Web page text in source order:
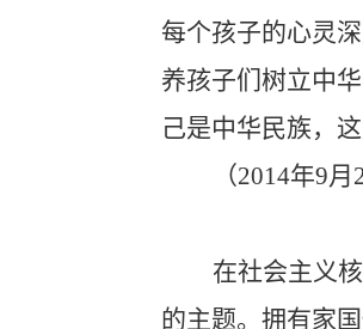
每个孩子的心灵
养孩子们树立中
己是中华民族，
（2014年9月
在社会主义
的主题。拥有家